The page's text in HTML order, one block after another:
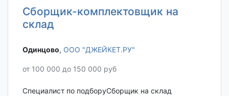
Сборщик-комплектовщик на
склад
Одинцово‎, ООО "ДЖЕЙКЕТ.РУ"
от 100 000 до 150 000 руб
Специалист по подборуСборщик на склад